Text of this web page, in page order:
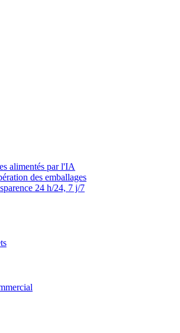
alimentés par l'IA
des emballages
24 h/24, 7 j/7